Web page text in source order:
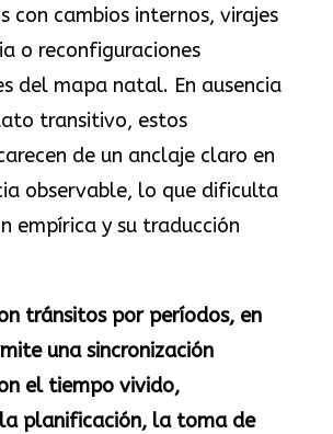
con cambios internos, virajes
o reconfiguraciones
del mapa natal. En ausencia
transitivo, estos
de un anclaje claro en
observable, lo que dificulta
empírica y su traducción
tránsitos por períodos, en
una sincronización
el tiempo vivido,
planificación, la toma de